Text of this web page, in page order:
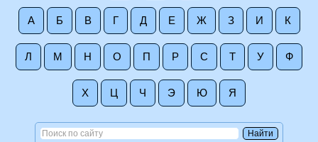
А Б В Г Д Е Ж З И К
Л М Н О П Р С Т У Ф
Х Ц Ч Э Ю Я